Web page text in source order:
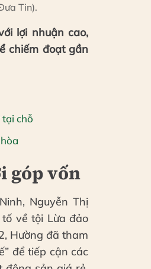
Tin).
lợi nhuận cao,
chiếm đoạt gần
chỗ
góp vốn
Nguyễn Thị
về tội Lừa đảo
Hường đã tham
để tiếp cận các